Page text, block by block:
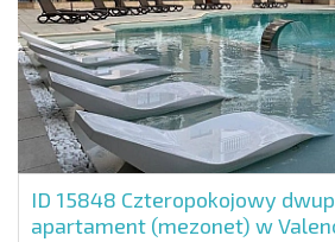
ID 15848 Czteropokojowy
apartament (mezonet) w